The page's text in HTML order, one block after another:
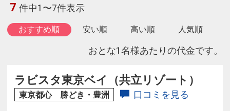
7 件中1〜7件表示
おすすめ順 安い順 高い順 人気順
おとな1名様あたりの代金です。
ラビスタ東京ベイ（共立リゾート）
東京都心 勝どき・豊洲 口コミを見る